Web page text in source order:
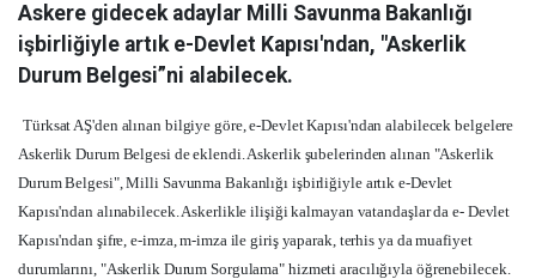
Askere gidecek adaylar Milli Savunma Bakanlığı
işbirliğiyle artık e-Devlet Kapısı'ndan, "Askerlik
Durum Belgesi”ni alabilecek.
Türksat AŞ'den alınan bilgiye göre, e-Devlet Kapısı'ndan alabilecek belgelere
Askerlik Durum Belgesi de eklendi. Askerlik şubelerinden alınan "Askerlik
Durum Belgesi", Milli Savunma Bakanlığı işbirliğiyle artık e-Devlet
Kapısı'ndan alınabilecek. Askerlikle ilişiği kalmayan vatandaşlar da e- Devlet
Kapısı'ndan şifre, e-imza, m-imza ile giriş yaparak, terhis ya da muafiyet
durumlarını, "Askerlik Durum Sorgulama" hizmeti aracılığıyla öğrenebilecek.